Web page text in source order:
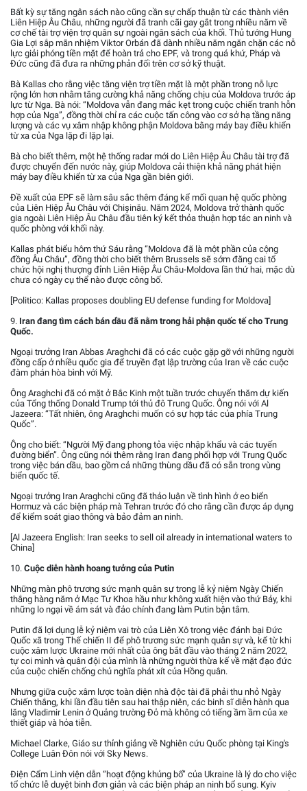
Bất kỳ sự tăng ngân sách nào cũng cần sự chấp thuận từ các thành viên
Liên Hiệp Âu Châu, những người đã tranh cãi gay gắt trong nhiều năm về
cơ chế tài trợ viện trợ quân sự ngoài ngân sách của khối. Thủ tướng Hung
Gia Lợi sắp mãn nhiệm Viktor Orbán đã dành nhiều năm ngăn chặn các nỗ
lực giải phóng tiền mặt để hoàn trả cho EPF, và trong quá khứ, Pháp và
Đức cũng đã đưa ra những phản đối trên cơ sở kỹ thuật.
Bà Kallas cho rằng việc tăng viện trợ tiền mặt là một phần trong nỗ lực
rộng lớn hơn nhằm tăng cường khả năng chống chịu của Moldova trước áp
lực từ Nga. Bà nói: “Moldova vẫn đang mắc kẹt trong cuộc chiến tranh hỗn
hợp của Nga”, đồng thời chỉ ra các cuộc tấn công vào cơ sở hạ tầng năng
lượng và các vụ xâm nhập không phận Moldova bằng máy bay điều khiển
từ xa của Nga lặp đi lặp lại.
Bà cho biết thêm, một hệ thống radar mới do Liên Hiệp Âu Châu tài trợ đã
được chuyển đến nước này, giúp Moldova cải thiện khả năng phát hiện
máy bay điều khiển từ xa của Nga gần biên giới.
Đề xuất của EPF sẽ làm sâu sắc thêm đáng kể mối quan hệ quốc phòng
của Liên Hiệp Âu Châu với Chișinău. Năm 2024, Moldova trở thành quốc
gia ngoài Liên Hiệp Âu Châu đầu tiên ký kết thỏa thuận hợp tác an ninh và
quốc phòng với khối này.
Kallas phát biểu hôm thứ Sáu rằng “Moldova đã là một phần của cộng
đồng Âu Châu”, đồng thời cho biết thêm Brussels sẽ sớm đăng cai tổ
chức hội nghị thượng đỉnh Liên Hiệp Âu Châu-Moldova lần thứ hai, mặc dù
chưa có ngày cụ thể nào được công bố.
[Politico: Kallas proposes doubling EU defense funding for Moldova]
9. Iran đang tìm cách bán dầu đã nằm trong hải phận quốc tế cho Trung
Quốc.
Ngoại trưởng Iran Abbas Araghchi đã có các cuộc gặp gỡ với những người
đồng cấp ở nhiều quốc gia để truyền đạt lập trường của Iran về các cuộc
đàm phán hòa bình với Mỹ.
Ông Araghchi đã có mặt ở Bắc Kinh một tuần trước chuyến thăm dự kiến
của Tổng thống Donald Trump tới thủ đô Trung Quốc. Ông nói với Al
Jazeera: “Tất nhiên, ông Araghchi muốn có sự hợp tác của phía Trung
Quốc”.
Ông cho biết: “Người Mỹ đang phong tỏa việc nhập khẩu và các tuyến
đường biển”. Ông cũng nói thêm rằng Iran đang phối hợp với Trung Quốc
trong việc bán dầu, bao gồm cả những thùng dầu đã có sẵn trong vùng
biển quốc tế.
Ngoại trưởng Iran Araghchi cũng đã thảo luận về tình hình ở eo biển
Hormuz và các biện pháp mà Tehran trước đó cho rằng cần được áp dụng
để kiểm soát giao thông và bảo đảm an ninh.
[Al Jazeera English: Iran seeks to sell oil already in international waters to
China]
10. Cuộc diễn hành hoang tưởng của Putin
Những màn phô trương sức mạnh quân sự trong lễ kỷ niệm Ngày Chiến
thắng hàng năm ở Mạc Tư Khoa hầu như không xuất hiện vào thứ Bảy, khi
những lo ngại về ám sát và đảo chính đang làm Putin bận tâm.
Putin đã lợi dụng lễ kỷ niệm vai trò của Liên Xô trong việc đánh bại Đức
Quốc xã trong Thế chiến II để phô trương sức mạnh quân sự và, kể từ khi
cuộc xâm lược Ukraine mới nhất của ông bắt đầu vào tháng 2 năm 2022,
tự coi mình và quân đội của mình là những người thừa kế về mặt đạo đức
của cuộc chiến chống chủ nghĩa phát xít của Hồng quân.
Nhưng giữa cuộc xâm lược toàn diện nhà độc tài đã phải thu nhỏ Ngày
Chiến thắng, khi lần đầu tiên sau hai thập niên, các binh sĩ diễn hành qua
lăng Vladimir Lenin ở Quảng trường Đỏ mà không có tiếng ầm ầm của xe
thiết giáp và hỏa tiễn.
Michael Clarke, Giáo sư thỉnh giảng về Nghiên cứu Quốc phòng tại King's
College Luân Đôn nói với Sky News.
Điện Cẩm Linh viện dẫn “hoạt động khủng bố” của Ukraine là lý do cho việc
tổ chức lễ duyệt binh đơn giản và các biện pháp an ninh bổ sung. Kyiv